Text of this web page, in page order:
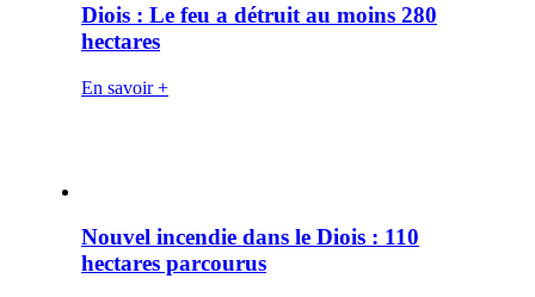
Diois : Le feu a détruit au moins 280
hectares
En savoir +
Nouvel incendie dans le Diois : 110
hectares parcourus